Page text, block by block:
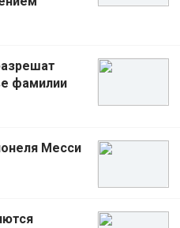
фамилии
Месси